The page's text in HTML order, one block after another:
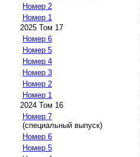
Номер 2
Номер 1
2025 Том 17
Номер 6
Номер 5
Номер 4
Номер 3
Номер 2
Номер 1
2024 Том 16
Номер 7
(специальный выпуск)
Номер 6
Номер 5